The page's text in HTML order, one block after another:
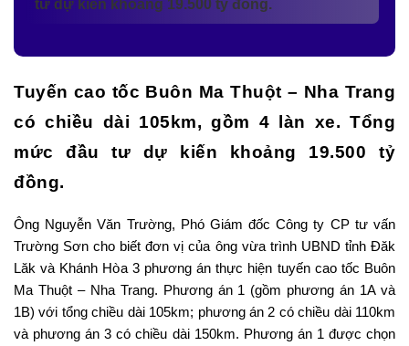
tư dự kiến khoảng 19.500 tỷ đồng.
Tuyến cao tốc Buôn Ma Thuột – Nha Trang
có chiều dài 105km, gồm 4 làn xe. Tổng
mức đầu tư dự kiến khoảng 19.500 tỷ
đồng.
Ông Nguyễn Văn Trường, Phó Giám đốc Công ty CP tư vấn
Trường Sơn cho biết đơn vị của ông vừa trình UBND tỉnh Đăk
Lăk và Khánh Hòa 3 phương án thực hiện tuyến cao tốc Buôn
Ma Thuột – Nha Trang. Phương án 1 (gồm phương án 1A và
1B) với tổng chiều dài 105km; phương án 2 có chiều dài 110km
và phương án 3 có chiều dài 150km. Phương án 1 được chọn